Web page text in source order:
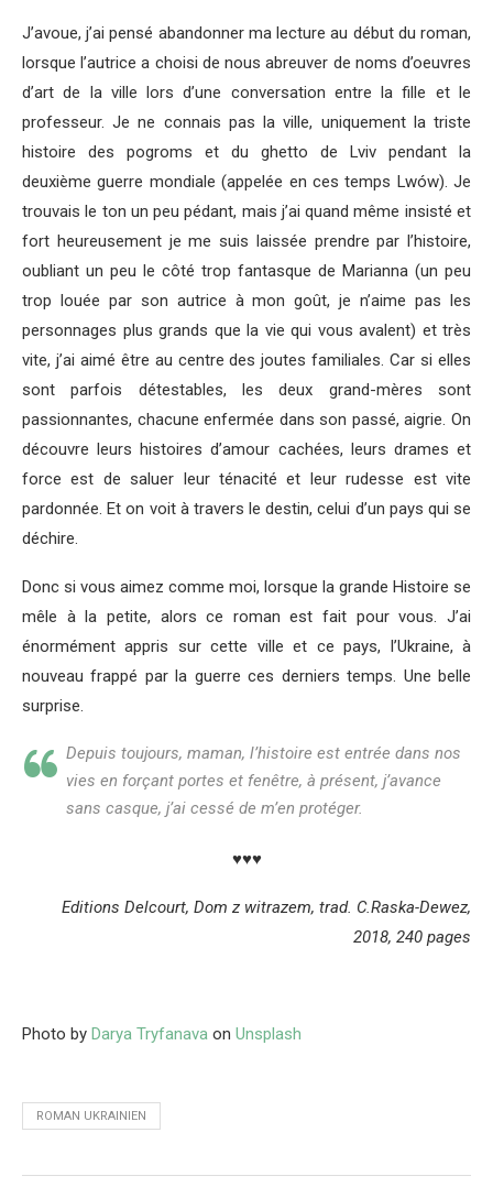
J’avoue, j’ai pensé abandonner ma lecture au début du roman,
lorsque l’autrice a choisi de nous abreuver de noms d’oeuvres
d’art de la ville lors d’une conversation entre la fille et le
professeur. Je ne connais pas la ville, uniquement la triste
histoire des pogroms et du ghetto de Lviv pendant la
deuxième guerre mondiale (appelée en ces temps Lwów). Je
trouvais le ton un peu pédant, mais j’ai quand même insisté et
fort heureusement je me suis laissée prendre par l’histoire,
oubliant un peu le côté trop fantasque de Marianna (un peu
trop louée par son autrice à mon goût, je n’aime pas les
personnages plus grands que la vie qui vous avalent) et très
vite, j’ai aimé être au centre des joutes familiales. Car si elles
sont parfois détestables, les deux grand-mères sont
passionnantes, chacune enfermée dans son passé, aigrie. On
découvre leurs histoires d’amour cachées, leurs drames et
force est de saluer leur ténacité et leur rudesse est vite
pardonnée. Et on voit à travers le destin, celui d’un pays qui se
déchire.
Donc si vous aimez comme moi, lorsque la grande Histoire se
mêle à la petite, alors ce roman est fait pour vous. J’ai
énormément appris sur cette ville et ce pays, l’Ukraine, à
nouveau frappé par la guerre ces derniers temps. Une belle
surprise.
Depuis toujours, maman, l’histoire est entrée dans nos
vies en forçant portes et fenêtre, à présent, j’avance
sans casque, j’ai cessé de m’en protéger.
♥♥♥
Editions Delcourt, Dom z witrazem, trad. C.Raska-Dewez,
2018, 240 pages
Photo by Darya Tryfanava on Unsplash
ROMAN UKRAINIEN